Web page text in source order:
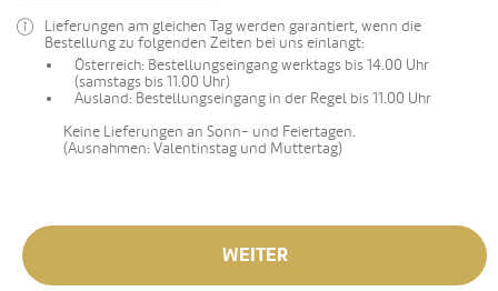
Lieferungen am gleichen Tag werden garantiert, wenn die
Bestellung zu folgenden Zeiten bei uns einlangt:
Österreich: Bestellungseingang werktags bis 14.00 Uhr
(samstags bis 11.00 Uhr)
Ausland: Bestellungseingang in der Regel bis 11.00 Uhr
Keine Lieferungen an Sonn- und Feiertagen.
(Ausnahmen: Valentinstag und Muttertag)
WEITER